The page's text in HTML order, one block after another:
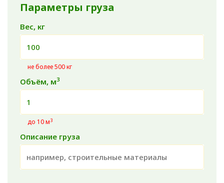
Параметры груза
Вес, кг
не более 500 кг
Объём, м3
до 10 м3
Описание груза